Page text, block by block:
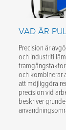
VAD ÄR
Precision är
och
och kombinerar
att möjliggöra
precision vid
beskriver